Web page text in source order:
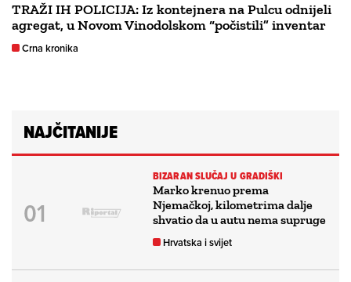
TRAŽI IH POLICIJA: Iz kontejnera na Pulcu odnijeli
agregat, u Novom Vinodolskom “počistili” inventar
Crna kronika
NAJČITANIJE
BIZARAN SLUČAJ U GRADIŠKI
Marko krenuo prema
Njemačkoj, kilometrima dalje
shvatio da u autu nema supruge
Hrvatska i svijet